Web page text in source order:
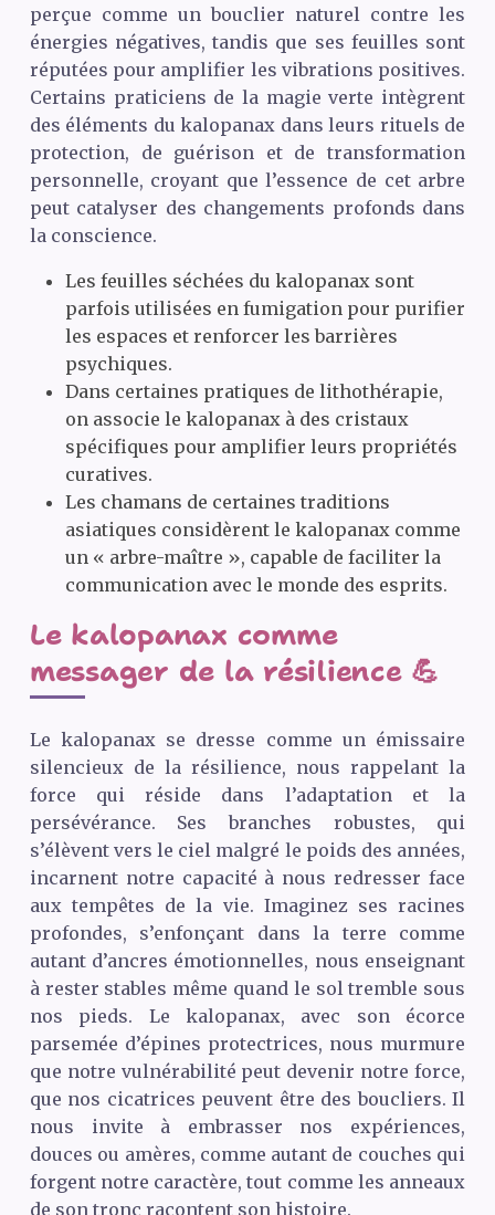
perçue comme un bouclier naturel contre les
énergies négatives, tandis que ses feuilles sont
réputées pour amplifier les vibrations positives.
Certains praticiens de la magie verte intègrent
des éléments du kalopanax dans leurs rituels de
protection, de guérison et de transformation
personnelle, croyant que l’essence de cet arbre
peut catalyser des changements profonds dans
la conscience.
Les feuilles séchées du kalopanax sont
parfois utilisées en fumigation pour purifier
les espaces et renforcer les barrières
psychiques.
Dans certaines pratiques de lithothérapie,
on associe le kalopanax à des cristaux
spécifiques pour amplifier leurs propriétés
curatives.
Les chamans de certaines traditions
asiatiques considèrent le kalopanax comme
un « arbre-maître », capable de faciliter la
communication avec le monde des esprits.
Le kalopanax comme
messager de la résilience 💪
Le kalopanax se dresse comme un émissaire
silencieux de la résilience, nous rappelant la
force qui réside dans l’adaptation et la
persévérance. Ses branches robustes, qui
s’élèvent vers le ciel malgré le poids des années,
incarnent notre capacité à nous redresser face
aux tempêtes de la vie. Imaginez ses racines
profondes, s’enfonçant dans la terre comme
autant d’ancres émotionnelles, nous enseignant
à rester stables même quand le sol tremble sous
nos pieds. Le kalopanax, avec son écorce
parsemée d’épines protectrices, nous murmure
que notre vulnérabilité peut devenir notre force,
que nos cicatrices peuvent être des boucliers. Il
nous invite à embrasser nos expériences,
douces ou amères, comme autant de couches qui
forgent notre caractère, tout comme les anneaux
de son tronc racontent son histoire.